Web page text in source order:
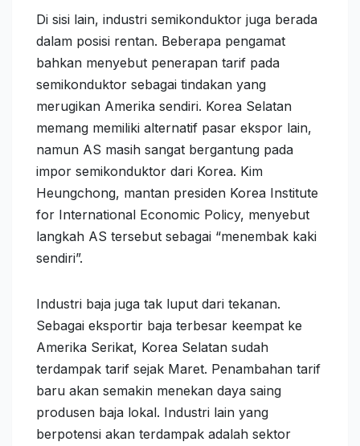
Di sisi lain, industri semikonduktor juga berada
dalam posisi rentan. Beberapa pengamat
bahkan menyebut penerapan tarif pada
semikonduktor sebagai tindakan yang
merugikan Amerika sendiri. Korea Selatan
memang memiliki alternatif pasar ekspor lain,
namun AS masih sangat bergantung pada
impor semikonduktor dari Korea. Kim
Heungchong, mantan presiden Korea Institute
for International Economic Policy, menyebut
langkah AS tersebut sebagai “menembak kaki
sendiri”.
Industri baja juga tak luput dari tekanan.
Sebagai eksportir baja terbesar keempat ke
Amerika Serikat, Korea Selatan sudah
terdampak tarif sejak Maret. Penambahan tarif
baru akan semakin menekan daya saing
produsen baja lokal. Industri lain yang
berpotensi akan terdampak adalah sektor